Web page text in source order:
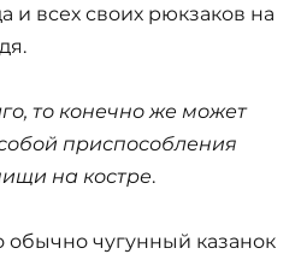
и всех своих рюкзаков на
то конечно же может
приспособления
на костре.
обычно чугунный казанок